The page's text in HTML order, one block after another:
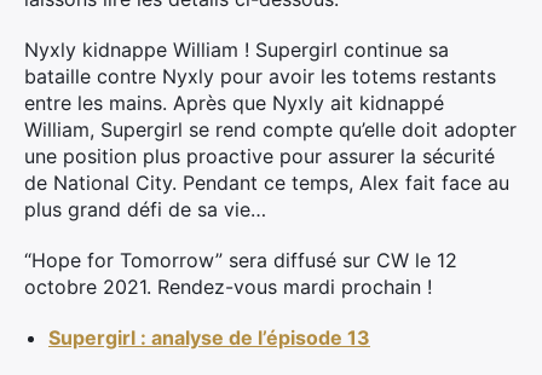
Nyxly kidnappe William ! Supergirl continue sa
bataille contre Nyxly pour avoir les totems restants
entre les mains. Après que Nyxly ait kidnappé
William, Supergirl se rend compte qu’elle doit adopter
une position plus proactive pour assurer la sécurité
de National City. Pendant ce temps, Alex fait face au
plus grand défi de sa vie…
“Hope for Tomorrow” sera diffusé sur CW le 12
octobre 2021. Rendez-vous mardi prochain !
Supergirl : analyse de l’épisode 13
: